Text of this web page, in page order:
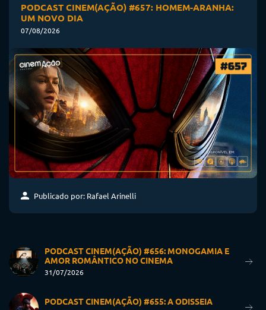
PODCAST CINEM(AÇÃO) #657: HOMEM-ARANHA:
UM NOVO DIA
07/08/2026
Publicado por: Rafael Arinelli
PODCAST CINEM(AÇÃO) #656: MONOGAMIA E
AMOR ROMÂNTICO NO CINEMA
31/07/2026
PODCAST CINEM(AÇÃO) #655: A ODISSEIA